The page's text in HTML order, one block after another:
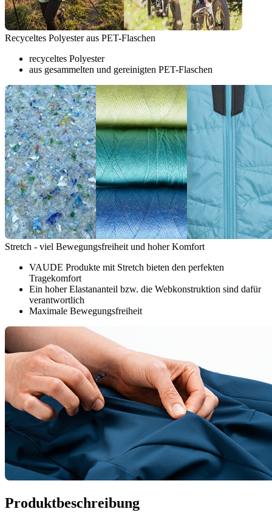
Recyceltes Polyester aus PET-Flaschen
recyceltes Polyester
aus gesammelten und gereinigten PET-Flaschen
Stretch - viel Bewegungsfreiheit und hoher Komfort
VAUDE Produkte mit Stretch bieten den perfekten
Tragekomfort
Ein hoher Elastananteil bzw. die Webkonstruktion sind dafür
verantwortlich
Maximale Bewegungsfreiheit
Produktbeschreibung